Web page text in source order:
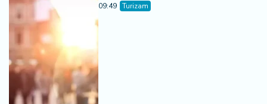
09:49 Turizam